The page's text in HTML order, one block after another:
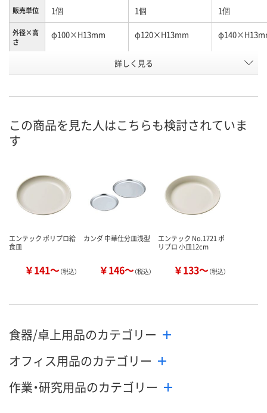
販売単位 1個 1個 1個
外径×高
さ
φ100×H13mm φ120×H13mm
EP14577 EP15465
詳しく見る
この商品を見た人はこちらも検討されていま
す
エンテック ポリプロ給
食皿
￥141～（税込）
カンダ 中華仕分皿浅型
￥146～（税込）
エンテック No.1721 ポ
リプロ 小皿12cm
￥133～（税込）
食器/卓上用品のカテゴリー
オフィス用品のカテゴリー
作業・研究用品のカテゴリー